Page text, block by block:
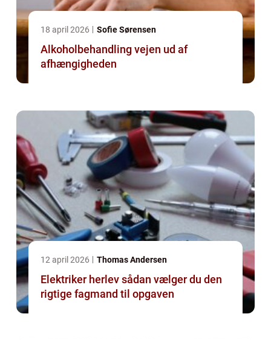
18 april 2026 Sofie Sørensen
Alkoholbehandling vejen ud af
afhængigheden
12 april 2026 Thomas Andersen
Elektriker herlev sådan vælger du den
rigtige fagmand til opgaven